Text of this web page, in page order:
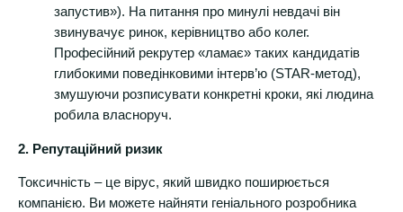
запустив»). На питання про минулі невдачі він
звинувачує ринок, керівництво або колег.
Професійний рекрутер «ламає» таких кандидатів
глибокими поведінковими інтерв’ю (STAR-метод),
змушуючи розписувати конкретні кроки, які людина
робила власноруч.
2. Репутаційний ризик
Токсичність – це вірус, який швидко поширюється
компанією. Ви можете найняти геніального розробника